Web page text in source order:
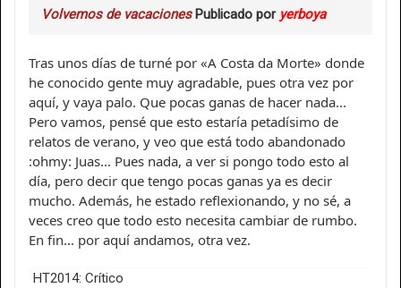
Volvemos de vacacionesPublicado por yerboya
Tras unos días de turné por «A Costa da Morte» donde
he conocido gente muy agradable, pues otra vez por
aquí, y vaya palo. Que pocas ganas de hacer nada...
Pero vamos, pensé que esto estaría petadísimo de
relatos de verano, y veo que está todo abandonado
:ohmy: Juas... Pues nada, a ver si pongo todo esto al
día, pero decir que tengo pocas ganas ya es decir
mucho. Además, he estado reflexionando, y no sé, a
veces creo que todo esto necesita cambiar de rumbo.
En fin... por aquí andamos, otra vez.
HT2014: Crítico